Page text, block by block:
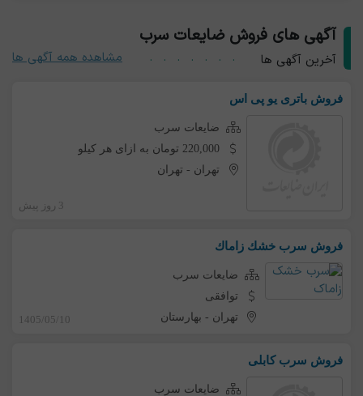
آگهی های فروش ضایعات سرب
آخرین آگهی ها مشاهده همه آگهی ها
فروش باتری یو پی اس
ضایعات سرب
220,000 تومان به ازای هر کیلو
تهران - تهران
3 روز پیش
فروش سرب خشك زاماك
ضایعات سرب
توافقی
تهران - بهارستان 1405/05/10
فروش سرب کابلی
ضایعات سرب